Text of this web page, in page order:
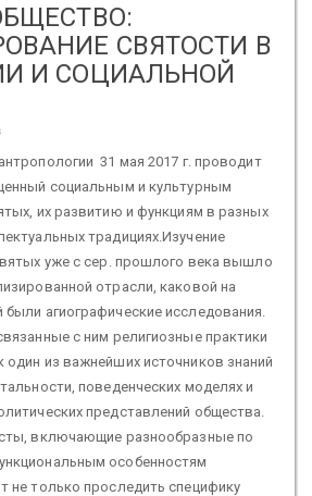
СВЯТОСТИ В
И СОЦИАЛЬНОЙ
31 мая 2017 г. проводит
социальным и культурным
их развитию и функциям в разных
традициях.Изучение
уже с сер. прошлого века вышло
отрасли, каковой на
агиографические исследования.
с ним религиозные практики
один из важнейших источников знаний
поведенческих моделях и
представлений общества.
включающие разнообразные по
особенностям
не только проследить специфику